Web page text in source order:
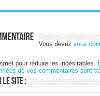
Vous devezvous
pour réduire les indésirables.
de vos commentaires sont
le site :